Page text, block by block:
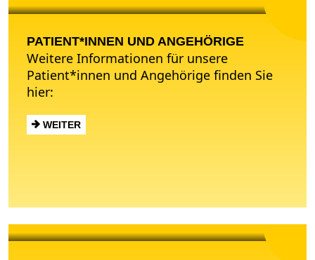
PATIENT*INNEN UND ANGEHÖRIGE
Weitere Informationen für unsere
Patient*innen und Angehörige finden Sie
hier:
WEITER
PRESSE